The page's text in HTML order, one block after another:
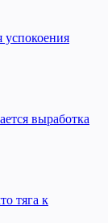
выработка
тяга к